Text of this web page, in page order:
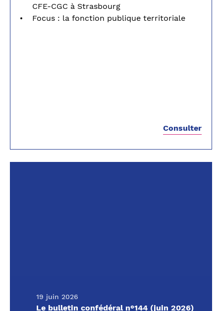
CFE-CGC à Strasbourg
Focus : la fonction publique territoriale
Consulter
19 juin 2026
Le bulletin confédéral n°144 (juin 2026)